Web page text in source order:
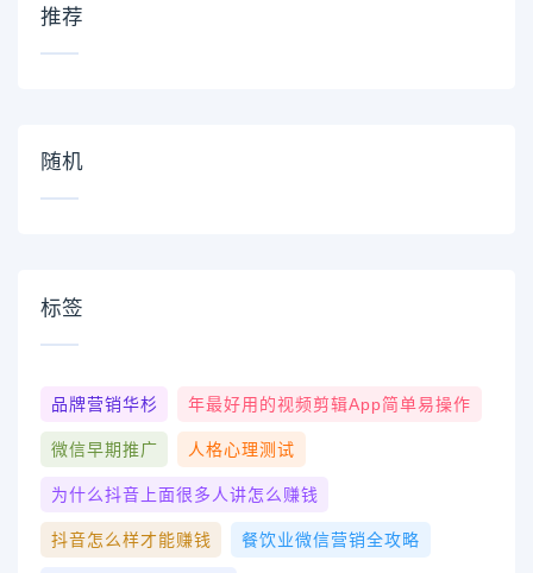
推荐
随机
标签
品牌营销华杉 年最好用的视频剪辑app简单易操作
微信早期推广 人格心理测试
为什么抖音上面很多人讲怎么赚钱
抖音怎么样才能赚钱 餐饮业微信营销全攻略